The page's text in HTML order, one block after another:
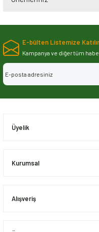
Bu ürünün fiyat bilgisi, resim,
iletebilirsiniz.
Görüş ve önerileriniz için
Ürün resmi kalitesiz, bozuk
E-bülten Listemize
Kampanya ve diğer tüm
Üyelik
Kurumsal
Alışveriş